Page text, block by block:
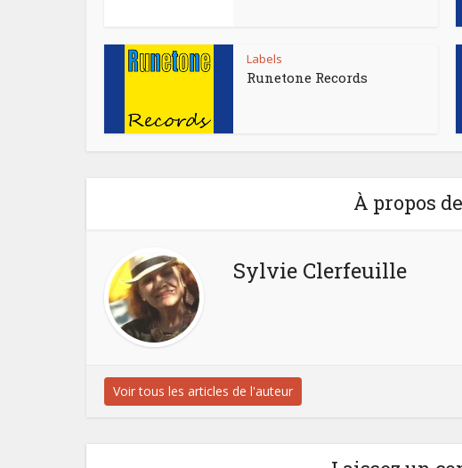
Labels
Runetone Records
À propos
Sylvie Clerfeuille
Voir tous les articles de l'auteur